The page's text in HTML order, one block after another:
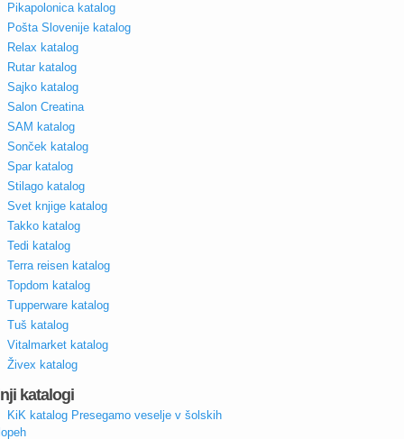
Pikapolonica katalog
Pošta Slovenije katalog
Relax katalog
Rutar katalog
Sajko katalog
Salon Creatina
SAM katalog
Sonček katalog
Spar katalog
Stilago katalog
Svet knjige katalog
Takko katalog
Tedi katalog
Terra reisen katalog
Topdom katalog
Tupperware katalog
Tuš katalog
Vitalmarket katalog
Živex katalog
katalogi
KiK katalog Presegamo veselje v šolskih